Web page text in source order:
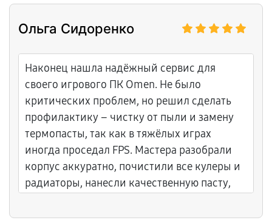
Ольга Сидоренко
Наконец нашла надёжный сервис для
своего игрового ПК Omen. Не было
критических проблем, но решил сделать
профилактику – чистку от пыли и замену
термопасты, так как в тяжёлых играх
иногда проседал FPS. Мастера разобрали
корпус аккуратно, почистили все кулеры и
радиаторы, нанесли качественную пасту,
объяснили, как часто нужно обслуживать